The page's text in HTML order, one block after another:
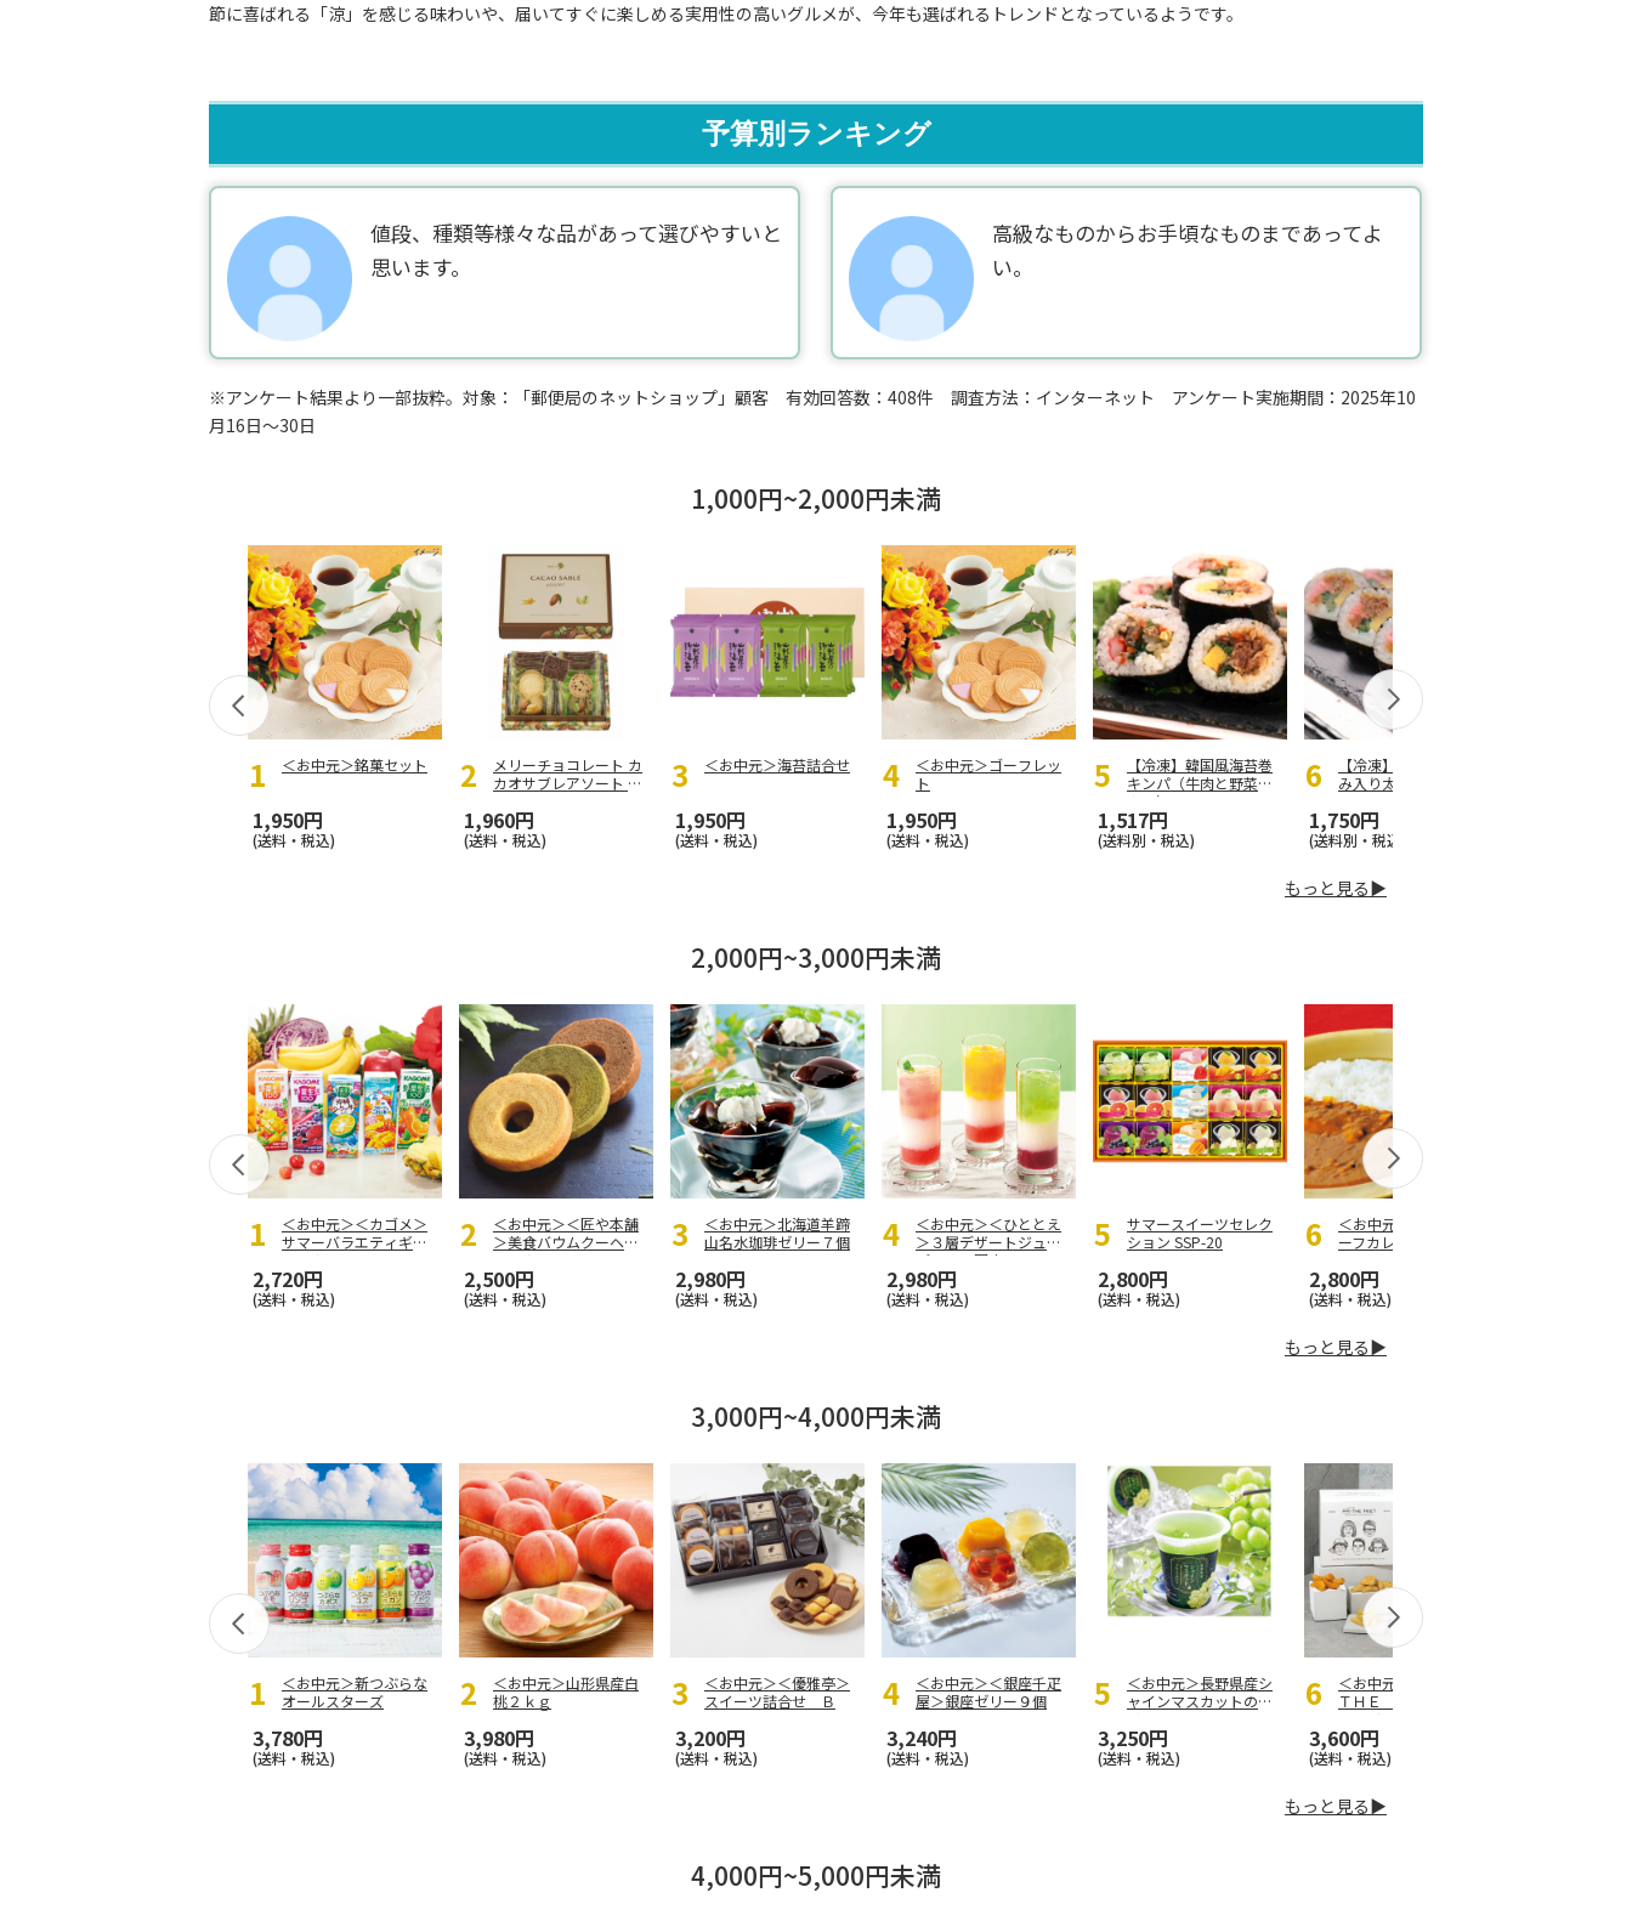
節に喜ばれる「涼」を感じる味わいや、届いてすぐに楽しめる実用性の高いグルメが、今年も選ばれるトレンドとなっているようです。
予算別ランキング
値段、種類等様々な品があって選びやすいと
思います。
高級なものからお手頃なものまであってよ
い。
※アンケート結果より一部抜粋。対象：「郵便局のネットショップ」顧客 有効回答数：408件 調査方法：インターネット アンケート実施期間：2025年10
月16日～30日
1,000円~2,000円未満
＜お中元＞銘菓セット
1,950円
(送料・税込)
メリーチョコレート カ
カオサブレアソート CS
1,960円
(送料・税込)
＜お中元＞海苔詰合せ
1,950円
(送料・税込)
＜お中元＞ゴーフレッ
ト
1,950円
(送料・税込)
【冷凍】韓国風海苔巻
キンパ（牛肉と野菜ナ
ムル）F
1,517円
(送料別・税込)
【冷凍】新潟名物くる
み入り太巻Ｆ
1,750円
(送料別・税込)
もっと見る▶
2,000円~3,000円未満
＜お中元＞＜カゴメ＞
サマーバラエティギフ
2,720円
(送料・税込)
＜お中元＞＜匠や本舗
＞美食バウムクーヘ
2,500円
(送料・税込)
＜お中元＞北海道羊蹄
山名水珈琲ゼリー７個
2,980円
(送料・税込)
＜お中元＞＜ひととえ
＞３層デザートジュレ
パフェ～国産フルー
2,980円
(送料・税込)
サマースイーツセレク
ション SSP-20
2,800円
(送料・税込)
＜お中元＞日本和牛ビ
ーフカレーセット
2,800円
(送料・税込)
もっと見る▶
3,000円~4,000円未満
＜お中元＞新つぶらな
オールスターズ
3,780円
(送料・税込)
＜お中元＞山形県産白
桃２ｋｇ
3,980円
(送料・税込)
＜お中元＞＜優雅亭＞
スイーツ詰合せ Ｂ
3,200円
(送料・税込)
＜お中元＞＜銀座千疋
屋＞銀座ゼリー９個
3,240円
(送料・税込)
＜お中元＞長野県産シ
ャインマスカットのゼ
3,250円
(送料・税込)
＜お中元＞＜ＡＮＤ
ＴＨＥ ＦＲＩＥＴ＞
ドライフリット５種
3,600円
(送料・税込)
もっと見る▶
4,000円~5,000円未満